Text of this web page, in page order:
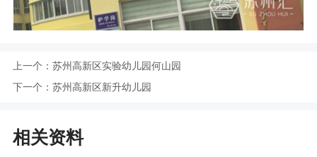
上一个： 苏州高新区实验幼儿园何山园
下一个： 苏州高新区新升幼儿园
相关资料